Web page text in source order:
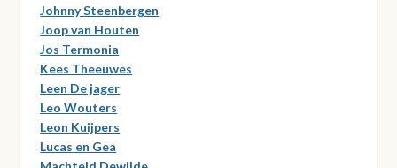
Johnny Steenbergen
Joop van Houten
Jos Termonia
Kees Theeuwes
Leen De jager
Leo Wouters
Leon Kuijpers
Lucas en Gea